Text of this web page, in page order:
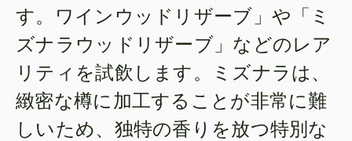
す。ワインウッドリザーブ」や「ミ
ズナラウッドリザーブ」などのレア
リティを試飲します。ミズナラは、
緻密な樽に加工することが非常に難
しいため、独特の香りを放つ特別な